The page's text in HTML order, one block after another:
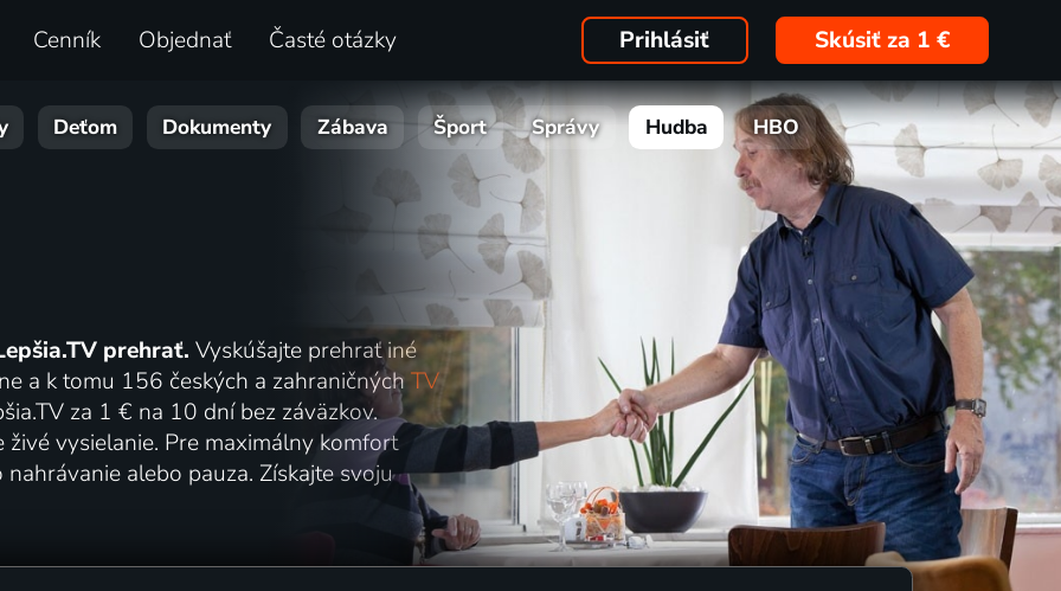
Cenník Objednať Časté otázky Prihlásiť Skúsiť za 1 €
Deťom Dokumenty Zábava Šport Správy Hudba HBO
prehrať. Vyskúšajte prehrať iné
a k tomu 156 českých a zahraničnýchTV
za 1 € na 10 dní bez záväzkov.
vysielanie. Pre maximálny komfort
alebo pauza. Získajte svoju